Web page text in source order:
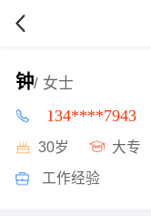
钟/ 女士
134****7943
30岁 大专
工作经验